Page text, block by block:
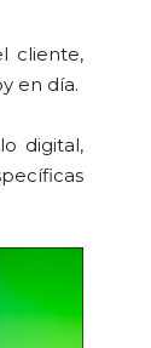
cliente,
en día.
digital,